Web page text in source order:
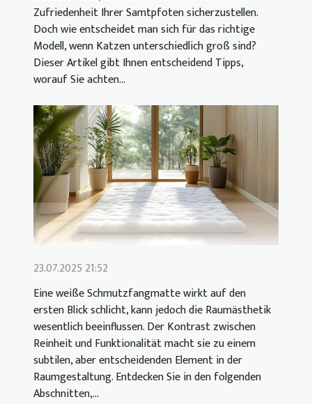
Zufriedenheit Ihrer Samtpfoten sicherzustellen.
Doch wie entscheidet man sich für das richtige
Modell, wenn Katzen unterschiedlich groß sind?
Dieser Artikel gibt Ihnen entscheidend Tipps,
worauf Sie achten...
23.07.2025 21:52
Eine weiße Schmutzfangmatte wirkt auf den
ersten Blick schlicht, kann jedoch die Raumästhetik
wesentlich beeinflussen. Der Kontrast zwischen
Reinheit und Funktionalität macht sie zu einem
subtilen, aber entscheidenden Element in der
Raumgestaltung. Entdecken Sie in den folgenden
Abschnitten,...